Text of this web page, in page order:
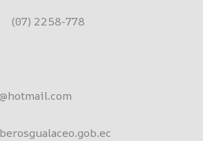
(07) 2258-778